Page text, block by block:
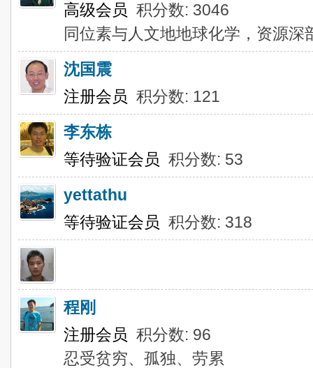
高级会员 积分数: 3046
同位素与人文地地球化学，资源
沈国震
注册会员 积分数: 121
李东栋
等待验证会员 积分数: 53
yettathu
等待验证会员 积分数: 318
程刚
注册会员 积分数: 96
忍受贫穷、孤独、劳累